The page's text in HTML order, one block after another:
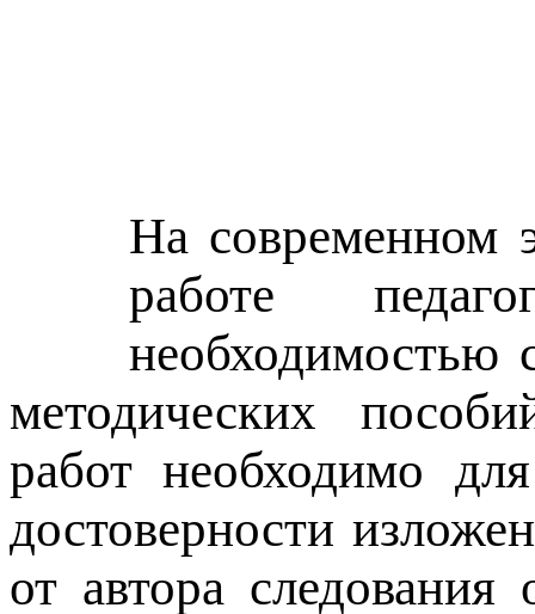
На современном
работе
необходимостью
методических
работ необходимо
достоверности
от автора